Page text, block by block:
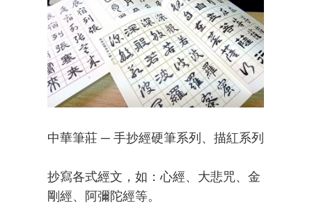
中華筆莊 ─ 手抄經硬筆系列、描紅系列
抄寫各式經文，如：心經、大悲咒、金
剛經、阿彌陀經等。